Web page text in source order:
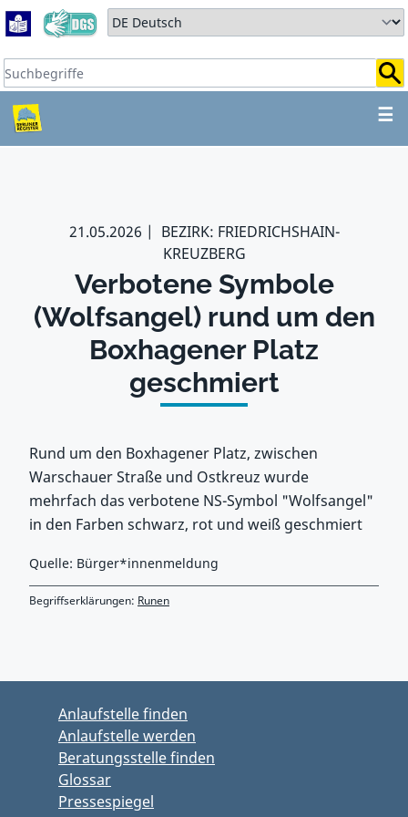
Zum Hauptbereich springen
Zum Hauptmenü springen
Sprache auswählen:
Suchbegriffe:
☰
ZUM HAUPTBEREICH
21.05.2026
BEZIRK: FRIEDRICHSHAIN-
KREUZBERG
Verbotene Symbole
(Wolfsangel) rund um den
Boxhagener Platz
geschmiert
Rund um den Boxhagener Platz, zwischen
Warschauer Straße und Ostkreuz wurde
mehrfach das verbotene NS-Symbol "Wolfsangel"
in den Farben schwarz, rot und weiß geschmiert
Quelle: Bürger*innenmeldung
Begriffserklärungen: Runen
Anlaufstelle finden
Anlaufstelle werden
Beratungsstelle finden
Glossar
Pressespiegel